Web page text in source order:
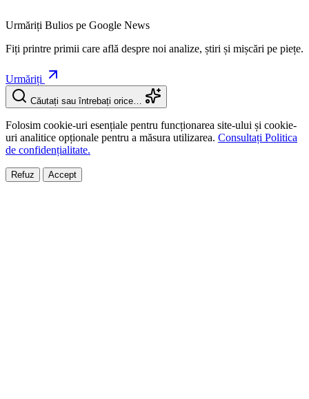
Urmăriți Bulios pe Google News
Fiți printre primii care află despre noi analize, știri și mișcări pe piețe.
Urmăriți
Căutați sau întrebați orice…
Folosim cookie-uri esențiale pentru funcționarea site-ului și cookie-
uri analitice opționale pentru a măsura utilizarea. Consultați Politica
de confidențialitate.
Refuz Accept